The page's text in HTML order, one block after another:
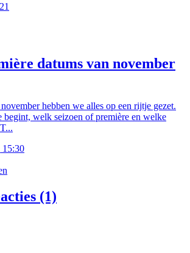
datums van november
hebben we alles op een rijtje gezet.
begint, welk seizoen of première en welke
15:30
(1)